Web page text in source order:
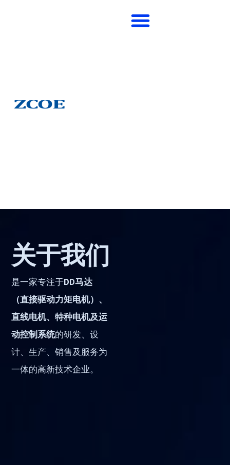
关于我们
是一家专注于DD马达
（直接驱动力矩电机）、
直线电机、特种电机及运
动控制系统的研发、设
计、生产、销售及服务为
一体的高新技术企业。